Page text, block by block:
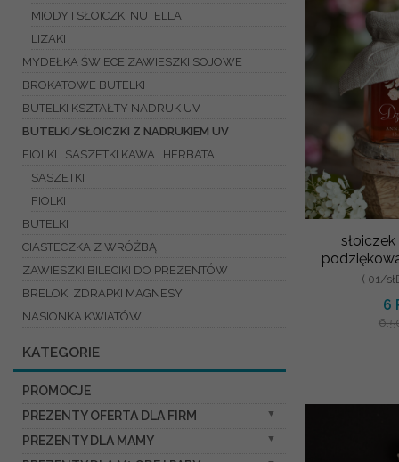
MIODY I SŁOICZKI NUTELLA
LIZAKI
MYDEŁKA ŚWIECE ZAWIESZKI SOJOWE
BROKATOWE BUTELKI
BUTELKI KSZTAŁTY NADRUK UV
BUTELKI/SŁOICZKI Z NADRUKIEM UV
FIOLKI I SASZETKI KAWA I HERBATA
SASZETKI
FIOLKI
BUTELKI
CIASTECZKA Z WRÓŻBĄ
ZAWIESZKI BILECIKI DO PREZENTÓW
BRELOKI ZDRAPKI MAGNESY
NASIONKA KWIATÓW
KATEGORIE
PROMOCJE
PREZENTY OFERTA DLA FIRM
SŁODKIE ZESTAWY
PREZENTY DLA MAMY
( 01/
6